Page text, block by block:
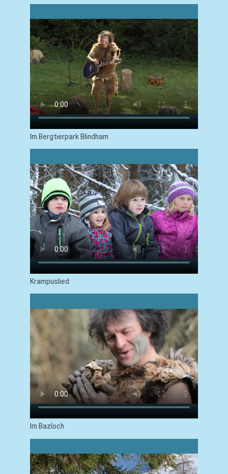
Im Bergtierpark Blindham
Krampuslied
Im Bazloch